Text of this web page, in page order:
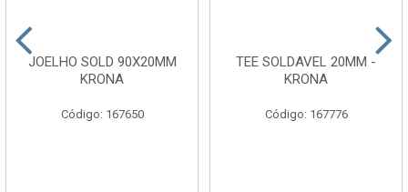
JOELHO SOLD 90X20MM
KRONA
Código: 167650
TEE SOLDAVEL 20MM -
KRONA
Código: 167776